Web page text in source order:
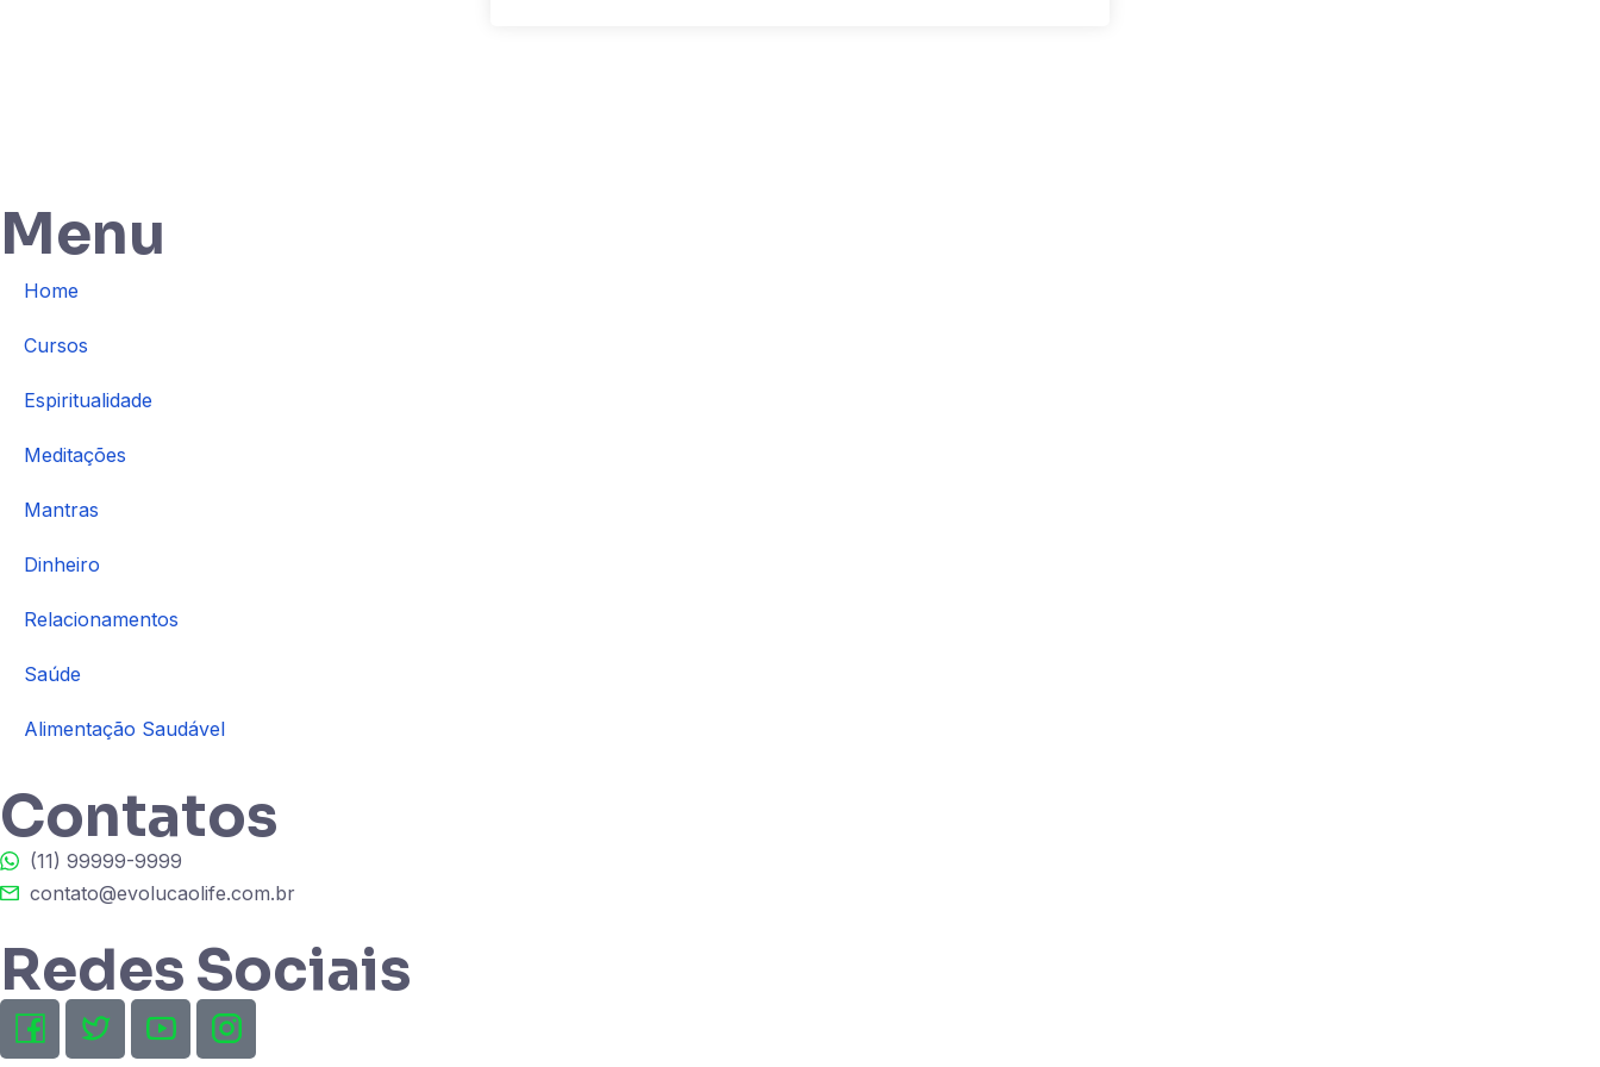
Menu
Home
Cursos
Espiritualidade
Meditações
Mantras
Dinheiro
Relacionamentos
Saúde
Alimentação Saudável
Contatos
(11) 99999-9999
contato@evolucaolife.com.br
Redes Sociais